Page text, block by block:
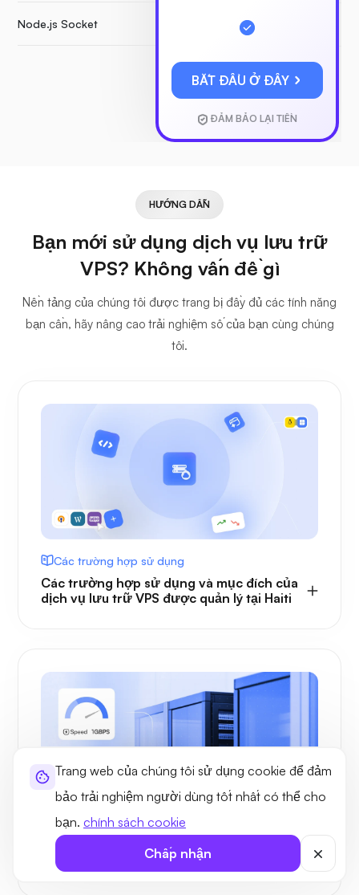
Trang web của chúng tôi sử dụng cookie để đảm
bảo trải nghiệm người dùng tốt nhất có thể cho
bạn. chính sách cookie
Chấp nhận
Node.js Socket
BẮT ĐẦU Ở ĐÂY
ĐẢM BẢO LẠI TIỀN
HƯỚNG DẪN
Bạn mới sử dụng dịch vụ lưu trữ
VPS? Không vấn đề gì
Nền tảng của chúng tôi được trang bị đầy đủ các tính năng
bạn cần, hãy nâng cao trải nghiệm số của bạn cùng chúng
tôi.
Các trường hợp sử dụng
Các trường hợp sử dụng và mục đích của
dịch vụ lưu trữ VPS được quản lý tại Haiti
THUẬN LỢI
Lợi ích của dịch vụ lưu trữ VPS tại Haiti với
Ultahost